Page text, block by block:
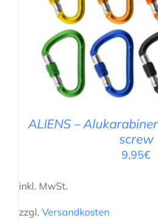
AUSFÜHRUNG WÄHLEN
ALIENS –
screw
9,95€
inkl. MwSt.
zzgl. Versandkosten